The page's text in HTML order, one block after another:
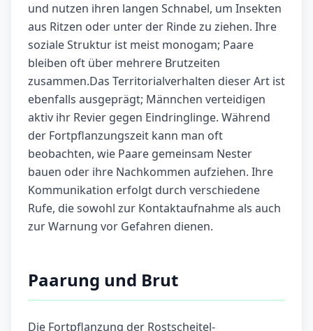
und nutzen ihren langen Schnabel, um Insekten
aus Ritzen oder unter der Rinde zu ziehen. Ihre
soziale Struktur ist meist monogam; Paare
bleiben oft über mehrere Brutzeiten
zusammen.Das Territorialverhalten dieser Art ist
ebenfalls ausgeprägt; Männchen verteidigen
aktiv ihr Revier gegen Eindringlinge. Während
der Fortpflanzungszeit kann man oft
beobachten, wie Paare gemeinsam Nester
bauen oder ihre Nachkommen aufziehen. Ihre
Kommunikation erfolgt durch verschiedene
Rufe, die sowohl zur Kontaktaufnahme als auch
zur Warnung vor Gefahren dienen.
Paarung und Brut
Die Fortpflanzung der Rostscheitel-